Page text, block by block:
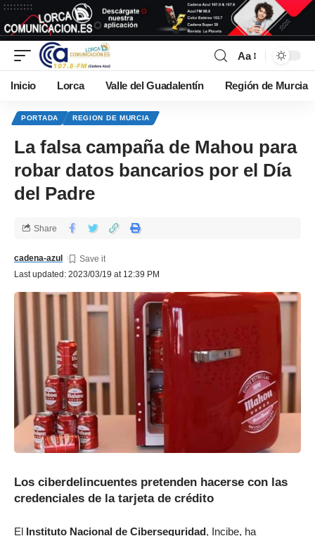
Aa
Inicio Lorca Valle del Guadalentín Región de Murcia
PORTADA REGION DE MURCIA
La falsa campaña de Mahou para
robar datos bancarios por el Día
del Padre
Last updated: 2023/03/19 at 12:39 PM
cadena-azul
Share
Los ciberdelincuentes pretenden hacerse con las
credenciales de la tarjeta de crédito
El Instituto Nacional de Ciberseguridad, Incibe, ha